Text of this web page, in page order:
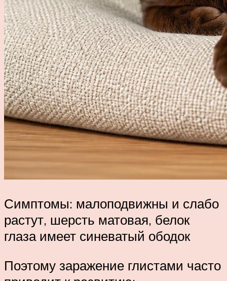
Симптомы: малоподвижны и слабо
растут, шерсть матовая, белок
глаза имеет синеватый ободок
Поэтому заражение глистами часто